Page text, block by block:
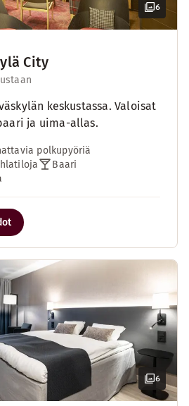
6
City
keskustassa. Valoisat
ja uima-allas.
polkupyöriä
Baari
6